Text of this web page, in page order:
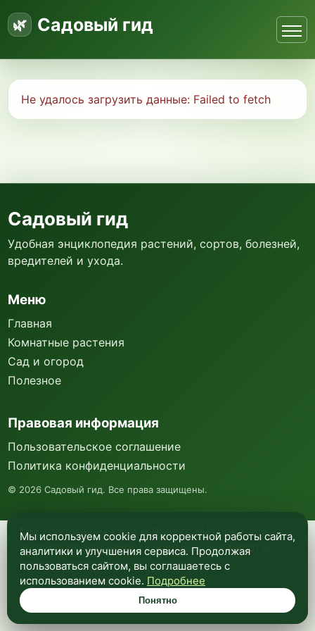
Садовый гид
Не удалось загрузить данные: Failed to fetch
Мы используем куки и Яндекс Метрику для
анализа посещаемости и улучшения работы
сайта. Подробнее —в политике
конфиденциальности.
Понятно
Садовый гид
Удобная энциклопедия растений, сортов, болезней,
вредителей и ухода.
Меню
Главная
Комнатные растения
Сад и огород
Полезное
Правовая информация
Пользовательское соглашение
Политика конфиденциальности
© 2026 Садовый гид. Все права защищены.
Мы используем cookie для корректной работы сайта,
аналитики и улучшения сервиса. Продолжая
пользоваться сайтом, вы соглашаетесь с
использованием cookie. Подробнее
Понятно